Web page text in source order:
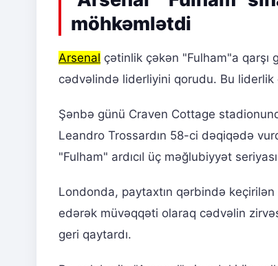
möhkəmlətdi
Arsenal çətinlik çəkən "Fulham"a qarşı
cədvəlində liderliyini qorudu. Bu
Şənbə günü Craven Cottage
Leandro Trossardın 58-ci dəqiqədə
"Fulham" ardıcıl üç məğlubiyyət
Londonda, paytaxtın qərbində
edərək müvəqqəti olaraq cədvəlin
geri qaytardı.